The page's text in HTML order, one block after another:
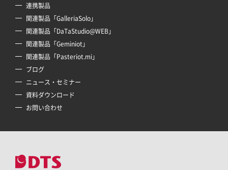
連携製品
関連製品「GalleriaSolo」
関連製品「DaTaStudio@WEB」
関連製品「Geminiot」
関連製品「Pasteriot.mi」
ブログ
ニュース・セミナー
資料ダウンロード
お問い合わせ